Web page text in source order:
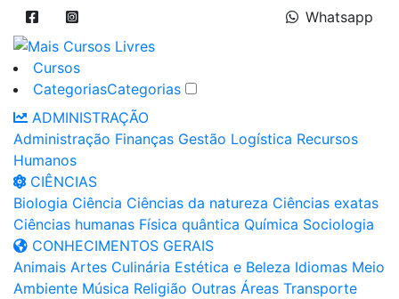
Whatsapp
Cursos
CategoriasCategorias
ADMINISTRAÇÃO
Administração Finanças Gestão Logística Recursos
Humanos
CIÊNCIAS
Biologia Ciência Ciências da natureza Ciências exatas
Ciências humanas Física quântica Química Sociologia
CONHECIMENTOS GERAIS
Animais Artes Culinária Estética e Beleza Idiomas Meio
Ambiente Música Religião Outras Áreas Transporte